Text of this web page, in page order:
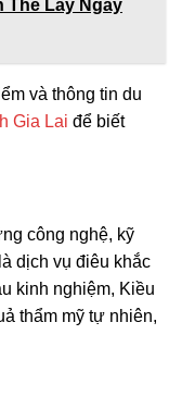
Thẻ Lấy Ngay
và thông tin du
Gia Lai để biết
công nghệ, kỹ
dịch vụ điêu khắc
kinh nghiệm, Kiều
thẩm mỹ tự nhiên,